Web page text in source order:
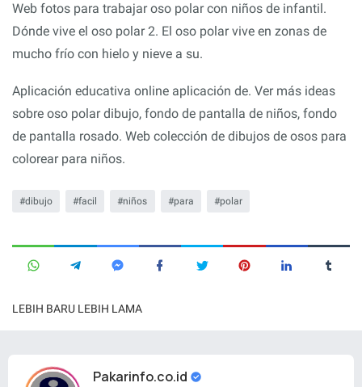
Web fotos para trabajar oso polar con niños de infantil.
Dónde vive el oso polar 2. El oso polar vive en zonas de
mucho frío con hielo y nieve a su.
Aplicación educativa online aplicación de. Ver más ideas
sobre oso polar dibujo, fondo de pantalla de niños, fondo
de pantalla rosado. Web colección de dibujos de osos para
colorear para niños.
dibujo facil niños para polar
LEBIH BARU LEBIH LAMA
Pakarinfo.co.id